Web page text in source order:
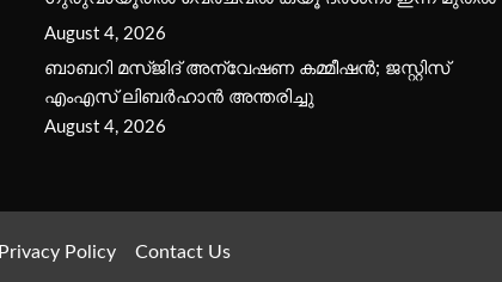
August 4, 2026
ബാബറി മസ്ജിദ് അന്വേഷണ കമ്മീഷന്‍; ജസ്റ്റിസ്
എംഎസ് ലിബര്‍ഹാന്‍ അന്തരിച്ചു
August 4, 2026
Privacy Policy Contact Us